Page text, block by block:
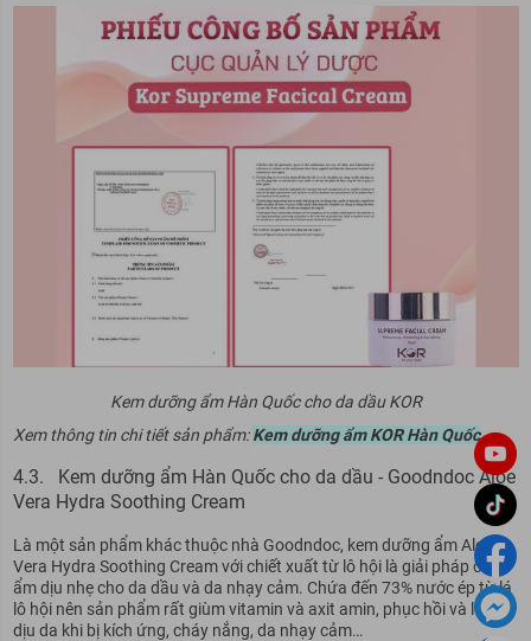
Kem dưỡng ẩm Hàn Quốc cho da dầu KOR
Xem thông tin chi tiết sản phẩm:Kem dưỡng ẩm KOR Hàn Quốc
4.3. Kem dưỡng ẩm Hàn Quốc cho da dầu - Goodndoc Aloe
Vera Hydra Soothing Cream
Là một sản phẩm khác thuộc nhà Goodndoc, kem dưỡng ẩm Aloe
Vera Hydra Soothing Cream với chiết xuất từ lô hội là giải pháp cấp
ẩm dịu nhẹ cho da dầu và da nhạy cảm. Chứa đến 73% nước ép từ lá
lô hội nên sản phẩm rất giùm vitamin và axit amin, phục hồi và làm
dịu da khi bị kích ứng, cháy nắng, da nhạy cảm…